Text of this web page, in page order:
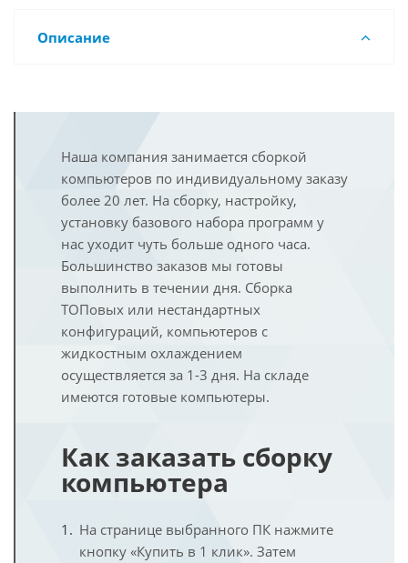
Описание
Наша компания занимается сборкой
компьютеров по индивидуальному заказу
более 20 лет. На сборку, настройку,
установку базового набора программ у
нас уходит чуть больше одного часа.
Большинство заказов мы готовы
выполнить в течении дня. Сборка
ТОПовых или нестандартных
конфигураций, компьютеров с
жидкостным охлаждением
осуществляется за 1-3 дня. На складе
имеются готовые компьютеры.
Как заказать сборку
компьютера
На странице выбранного ПК нажмите
кнопку «Купить в 1 клик». Затем